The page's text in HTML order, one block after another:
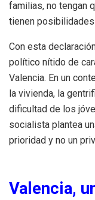
familias, no tengan
tienen posibilidades
Con esta
político nítido de
Valencia. En un
la vivienda, la
dificultad de los
socialista plantea
prioridad y no un
Valencia,